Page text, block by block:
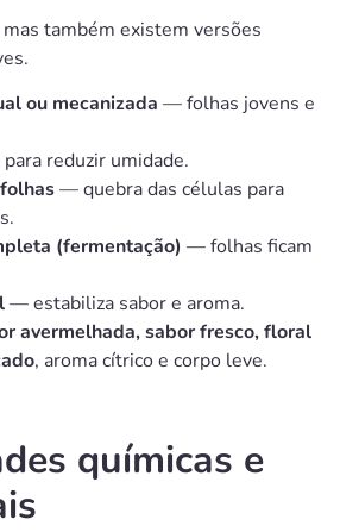
mas também existem versões
ou mecanizada — folhas jovens e
para reduzir umidade.
— quebra das células para
(fermentação) — folhas ficam
— estabiliza sabor e aroma.
avermelhada, sabor fresco, floral
, aroma cítrico e corpo leve.
químicas e